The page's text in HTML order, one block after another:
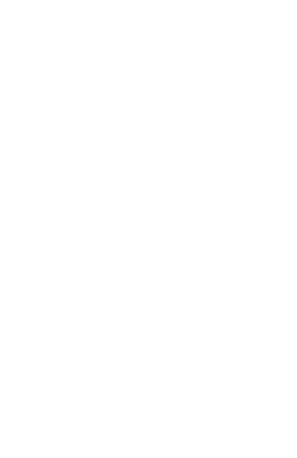
eine
Sanierung
Ihnen gerne!
auf!
sparen, wenn ich von einer